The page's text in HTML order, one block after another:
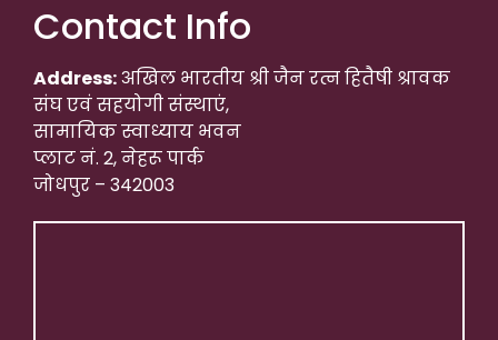
Contact Info
Address:अखिल भारतीय श्री जैन रत्न हितैषी श्रावक
संघ एवं सहयोगी संस्थाएं,
सामायिक स्वाध्याय भवन
प्लाट नं. 2, नेहरू पार्क
जोधपुर – 342003